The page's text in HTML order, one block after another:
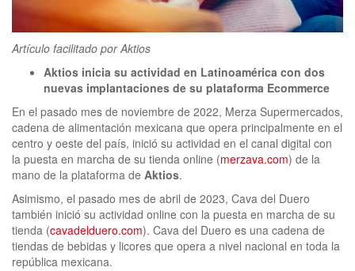
Artículo facilitado por Aktios
Aktios inicia su actividad en Latinoamérica con dos
nuevas implantaciones de su plataforma Ecommerce
En el pasado mes de noviembre de 2022, Merza Supermercados,
cadena de alimentación mexicana que opera principalmente en el
centro y oeste del país, inició su actividad en el canal digital con
la puesta en marcha de su tienda online (merzava.com) de la
mano de la plataforma de Aktios.
Asimismo, el pasado mes de abril de 2023, Cava del Duero
también inició su actividad online con la puesta en marcha de su
tienda (cavadelduero.com). Cava del Duero es una cadena de
tiendas de bebidas y licores que opera a nivel nacional en toda la
república mexicana.